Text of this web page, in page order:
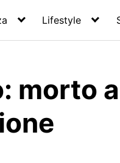
Lifestyle
morto